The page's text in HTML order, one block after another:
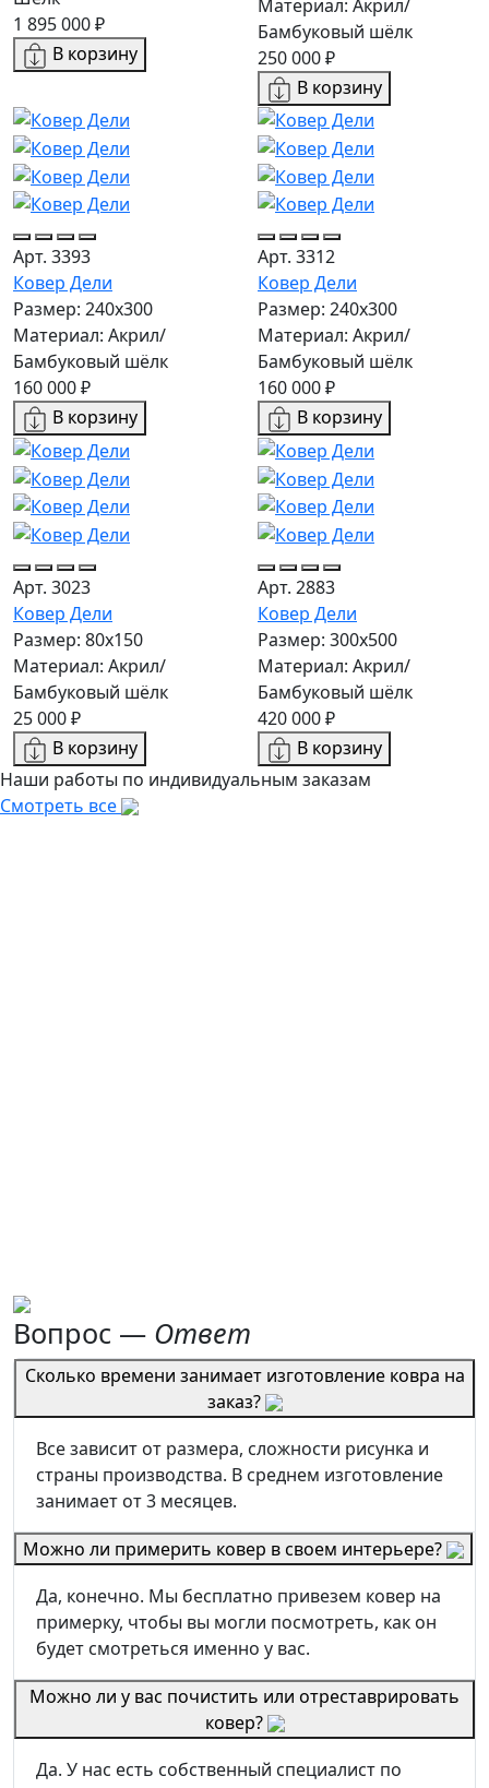
1 895 000 ₽
В корзину
Материал: Акрил/
Бамбуковый шёлк
250 000 ₽
В корзину
Арт. 3393
Ковер Дели
Размер: 240х300
Материал: Акрил/
Бамбуковый шёлк
160 000 ₽
В корзину
Арт. 3312
Ковер Дели
Размер: 240х300
Материал: Акрил/
Бамбуковый шёлк
160 000 ₽
В корзину
Арт. 3023
Ковер Дели
Размер: 80x150
Материал: Акрил/
Бамбуковый шёлк
25 000 ₽
В корзину
Арт. 2883
Ковер Дели
Размер: 300х500
Материал: Акрил/
Бамбуковый шёлк
420 000 ₽
В корзину
Наши работы по индивидуальным заказам
Смотреть все
Вопрос — Ответ
Сколько времени занимает изготовление ковра на
заказ?
Все зависит от размера, сложности рисунка и
страны производства. В среднем изготовление
занимает от 3 месяцев.
Можно ли примерить ковер в своем интерьере?
Да, конечно. Мы бесплатно привезем ковер на
примерку, чтобы вы могли посмотреть, как он
будет смотреться именно у вас.
Можно ли у вас почистить или отреставрировать
ковер?
Да. У нас есть собственный специалист по